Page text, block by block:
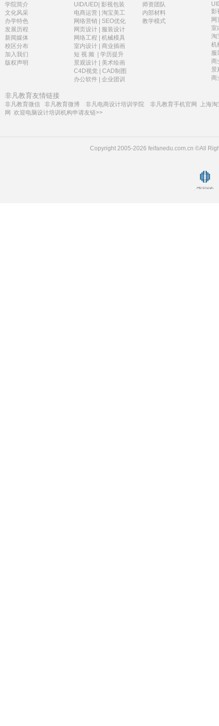
学院简介
文化风采
办学特色
发展历程
新闻媒体
校区分布
加入我们
版权声明
UID/UED 影视包装
电商运营| 淘宝美工
网络营销
SEO优化
网页设计|
服装设计
网络工程
机械模具
室内设计| 商业插画
短 视 频
学历提升
景观设计|
美术绘画
C4D视觉| CAD制图
办公软件| 企业团训
师资团队
内部材料
教学模式
影
网
室
淘
机
服
商
景
商
非凡教育友情链接
非凡教育微信 非凡教育微博 非凡电商设计培训学院 非凡教育手机官网
上海
网 欢迎电脑设计培训机构申请友链>>
Copyright 2005-2026 feifanedu.com.cn ©All